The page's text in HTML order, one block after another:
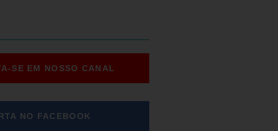
SE EM NOSSO CANAL
NO FACEBOOK